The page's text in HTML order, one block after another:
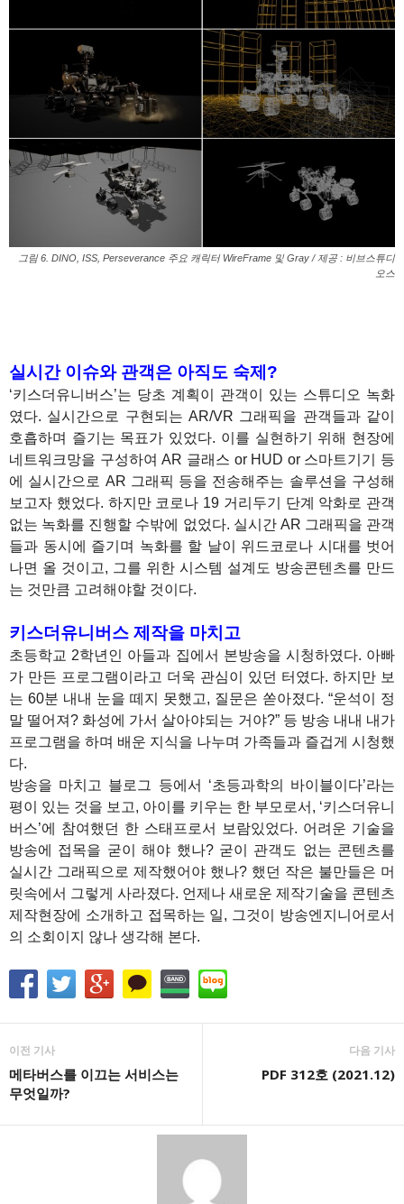
그림 6. DINO, ISS, Perseverance 주요 캐릭터 WireFrame 및 Gray / 제공 : 비브스튜디
오스
실시간 이슈와 관객은 아직도 숙제?
‘키스더유니버스’는 당초 계획이 관객이 있는 스튜디오 녹화
였다. 실시간으로 구현되는 AR/VR 그래픽을 관객들과 같이
호흡하며 즐기는 목표가 있었다. 이를 실현하기 위해 현장에
네트워크망을 구성하여 AR 글래스 or HUD or 스마트기기 등
에 실시간으로 AR 그래픽 등을 전송해주는 솔루션을 구성해
보고자 했었다. 하지만 코로나 19 거리두기 단계 악화로 관객
없는 녹화를 진행할 수밖에 없었다. 실시간 AR 그래픽을 관객
들과 동시에 즐기며 녹화를 할 날이 위드코로나 시대를 벗어
나면 올 것이고, 그를 위한 시스템 설계도 방송콘텐츠를 만드
는 것만큼 고려해야할 것이다.
키스더유니버스 제작을 마치고
초등학교 2학년인 아들과 집에서 본방송을 시청하였다. 아빠
가 만든 프로그램이라고 더욱 관심이 있던 터였다. 하지만 보
는 60분 내내 눈을 떼지 못했고, 질문은 쏟아졌다. “운석이 정
말 떨어져? 화성에 가서 살아야되는 거야?” 등 방송 내내 내가
프로그램을 하며 배운 지식을 나누며 가족들과 즐겁게 시청했
다.
방송을 마치고 블로그 등에서 ‘초등과학의 바이블이다’라는
평이 있는 것을 보고, 아이를 키우는 한 부모로서, ‘키스더유니
버스’에 참여했던 한 스태프로서 보람있었다. 어려운 기술을
방송에 접목을 굳이 해야 했나? 굳이 관객도 없는 콘텐츠를
실시간 그래픽으로 제작했어야 했나? 했던 작은 불만들은 머
릿속에서 그렇게 사라졌다. 언제나 새로운 제작기술을 콘텐츠
제작현장에 소개하고 접목하는 일, 그것이 방송엔지니어로서
의 소회이지 않나 생각해 본다.
이전 기사
메타버스를 이끄는 서비스는
무엇일까?
다음 기사
PDF 312호 (2021.12)